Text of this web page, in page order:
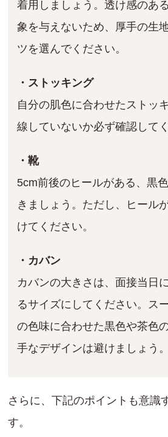
着用しましょう。透け感のあ
象を与えないため、厚手の生
ツを選んでください。
・ストッキング
自分の肌色に合わせたストッ
線していないか必ず確認してく
・靴
5cm前後のヒールがある、黒
きましょう。ただし、ヒール
けてください。
・カバン
カバンの大きさは、面接当日
るサイズにしてください。ス
の色味に合わせた黒色や茶色
手なデザインは避けましょう。
さらに、下記のポイントも意識
す。